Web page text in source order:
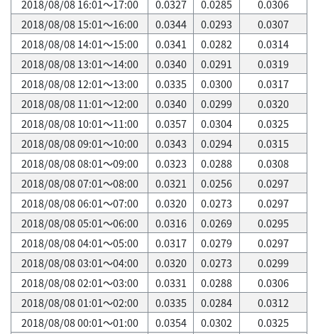
2018/08/08 16:01～17:00
0.0327 0.0285
0.0306
2018/08/08 15:01～16:00
0.0344 0.0293
0.0307
2018/08/08 14:01～15:00
0.0341 0.0282
0.0314
2018/08/08 13:01～14:00
0.0340 0.0291
0.0319
2018/08/08 12:01～13:00
0.0335 0.0300
0.0317
2018/08/08 11:01～12:00
0.0340 0.0299
0.0320
2018/08/08 10:01～11:00
0.0357 0.0304
0.0325
2018/08/08 09:01～10:00
0.0343 0.0294
0.0315
2018/08/08 08:01～09:00
0.0323 0.0288
0.0308
2018/08/08 07:01～08:00
0.0321 0.0256
0.0297
2018/08/08 06:01～07:00
0.0320 0.0273
0.0297
2018/08/08 05:01～06:00
0.0316 0.0269
0.0295
2018/08/08 04:01～05:00
0.0317 0.0279
0.0297
2018/08/08 03:01～04:00
0.0320 0.0273
0.0299
2018/08/08 02:01～03:00
0.0331 0.0288
0.0306
2018/08/08 01:01～02:00
0.0335 0.0284
0.0312
2018/08/08 00:01～01:00
0.0354 0.0302
0.0325